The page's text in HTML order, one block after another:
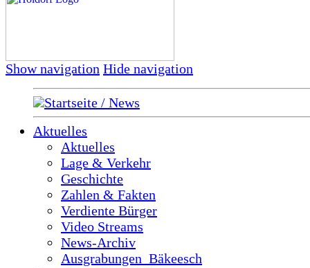
Show navigation Hide navigation
Startseite / News
Aktuelles
Aktuelles
Lage & Verkehr
Geschichte
Zahlen & Fakten
Verdiente Bürger
Video Streams
News-Archiv
Ausgrabungen_Bäkeesch